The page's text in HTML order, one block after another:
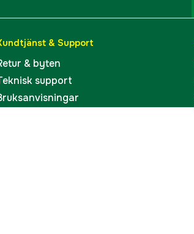
& Support
& byten
support